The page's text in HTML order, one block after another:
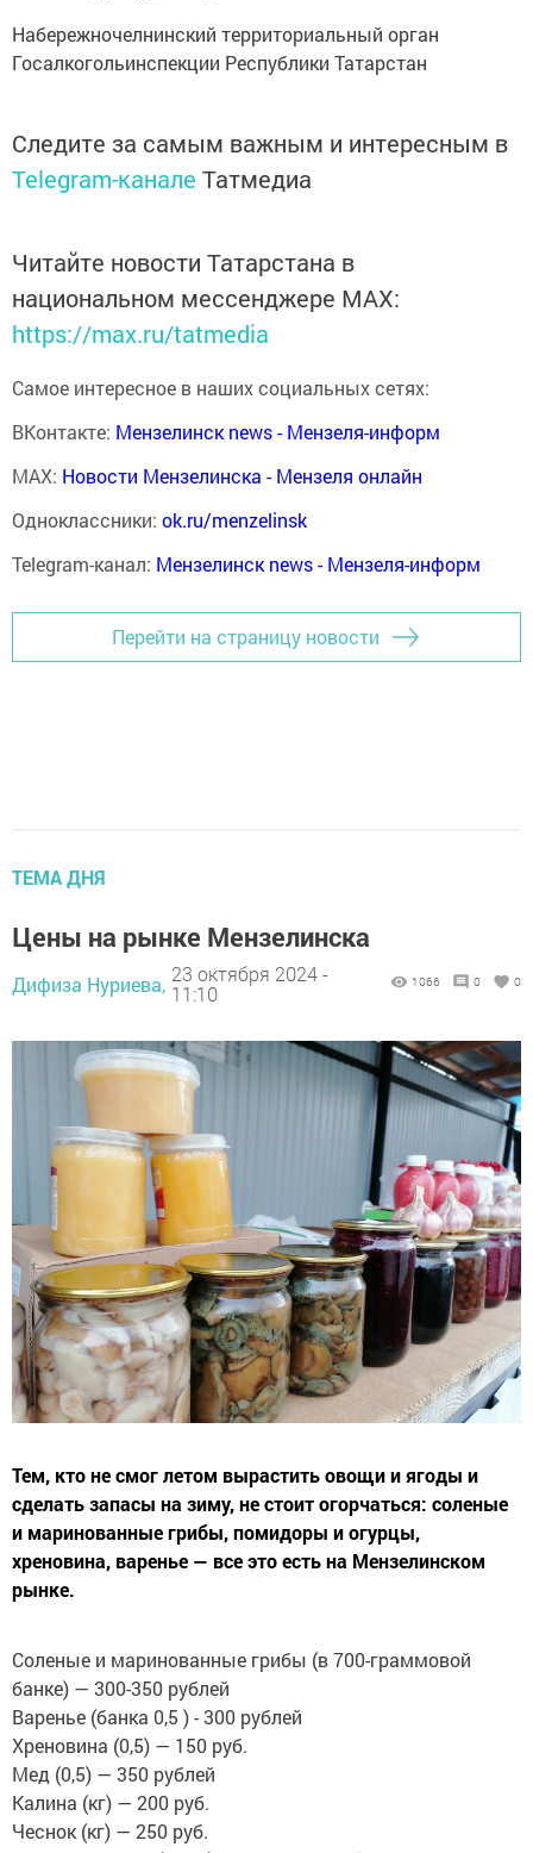
Набережночелнинский территориальный орган
Госалкогольинспекции Республики Татарстан
Следите за самым важным и интересным в
Telegram-канале Татмедиа
Читайте новости Татарстана в
национальном мессенджере MАХ:
https://max.ru/tatmedia
Самое интересное в наших социальных сетях:
ВКонтакте: Мензелинск news - Мензеля-информ
MAX: Новости Мензелинска - Мензеля онлайн
Одноклассники: ok.ru/menzelinsk
Telegram-канал: Мензелинск news - Мензеля-информ
Перейти на страницу новости
ТЕМА ДНЯ
Цены на рынке Мензелинска
Дифиза Нуриева, 23 октября 2024 -
11:10
1066 0 0
Тем, кто не смог летом вырастить овощи и ягоды и
сделать запасы на зиму, не стоит огорчаться: соленые
и маринованные грибы, помидоры и огурцы,
хреновина, варенье — все это есть на Мензелинском
рынке.
Соленые и маринованные грибы (в 700-граммовой
банке) — 300-350 рублей
Варенье (банка 0,5 ) - 300 рублей
Хреновина (0,5) — 150 руб.
Мед (0,5) — 350 рублей
Калина (кг) — 200 руб.
Чеснок (кг) — 250 руб.